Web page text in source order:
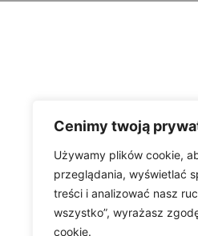
Cenimy twoją
Używamy plików cookie,
przeglądania, wyświetlać
treści i analizować nasz
wszystko”, wyrażasz
cookie.